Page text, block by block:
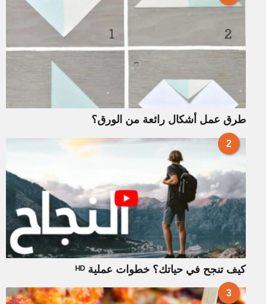
طرق عمل أشكال رائعة من الورق؟
2
كيف تنجح في حياتك؟ خطوات عملية ᴴᴰ
3